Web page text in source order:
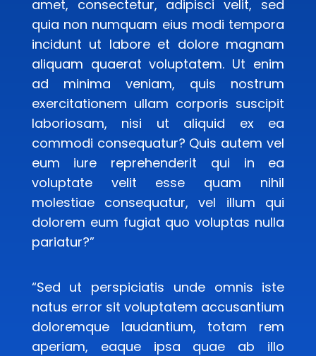
amet, consectetur, adipisci velit, sed
quia non numquam eius modi tempora
incidunt ut labore et dolore magnam
aliquam quaerat voluptatem. Ut enim
ad minima veniam, quis nostrum
exercitationem ullam corporis suscipit
laboriosam, nisi ut aliquid ex ea
commodi consequatur? Quis autem vel
eum iure reprehenderit qui in ea
voluptate velit esse quam nihil
molestiae consequatur, vel illum qui
dolorem eum fugiat quo voluptas nulla
pariatur?”
“Sed ut perspiciatis unde omnis iste
natus error sit voluptatem accusantium
doloremque laudantium, totam rem
aperiam, eaque ipsa quae ab illo